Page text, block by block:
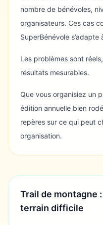
nombre de bénévoles,
organisateurs. Ces cas
SuperBénévole s’adapte
Les problèmes sont
résultats mesurables.
Que vous organisiez un
édition annuelle bien
repères sur ce qui peut
organisation.
Trail de montagne
terrain difficile